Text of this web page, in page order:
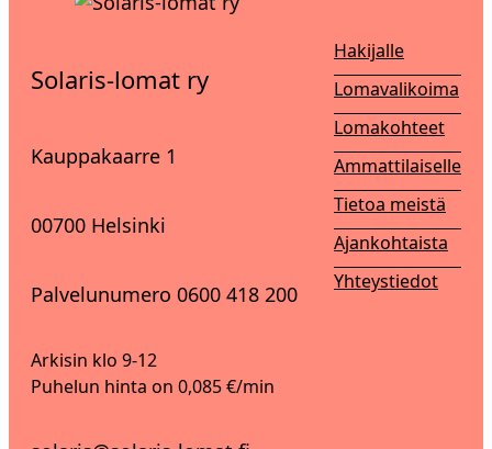
Solaris-lomat ry
Kauppakaarre 1
00700 Helsinki
Palvelunumero 0600 418 200
Arkisin klo 9-12
Puhelun hinta on 0,085 €/min
Hakijalle
Lomavalikoima
Lomakohteet
Ammattilaiselle
Tietoa meistä
Ajankohtaista
Yhteystiedot